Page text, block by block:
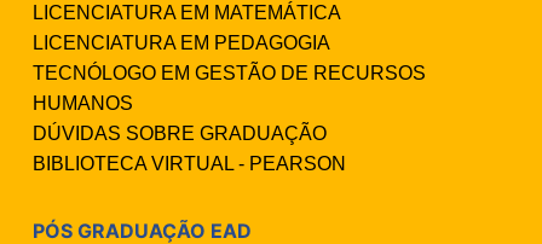
LICENCIATURA EM MATEMÁTICA
LICENCIATURA EM PEDAGOGIA
TECNÓLOGO EM GESTÃO DE RECURSOS
HUMANOS
DÚVIDAS SOBRE GRADUAÇÃO
BIBLIOTECA VIRTUAL - PEARSON
PÓS GRADUAÇÃO EAD